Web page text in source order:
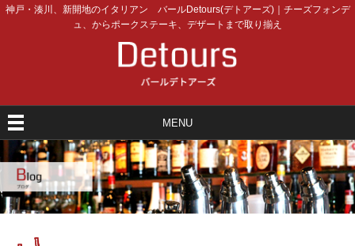
神戸・湊川、新開地のイタリアン バールDetours(デトアーズ)｜チーズフォンデ
ュ、からポークステーキ、デザートまで取り揃え
MENU